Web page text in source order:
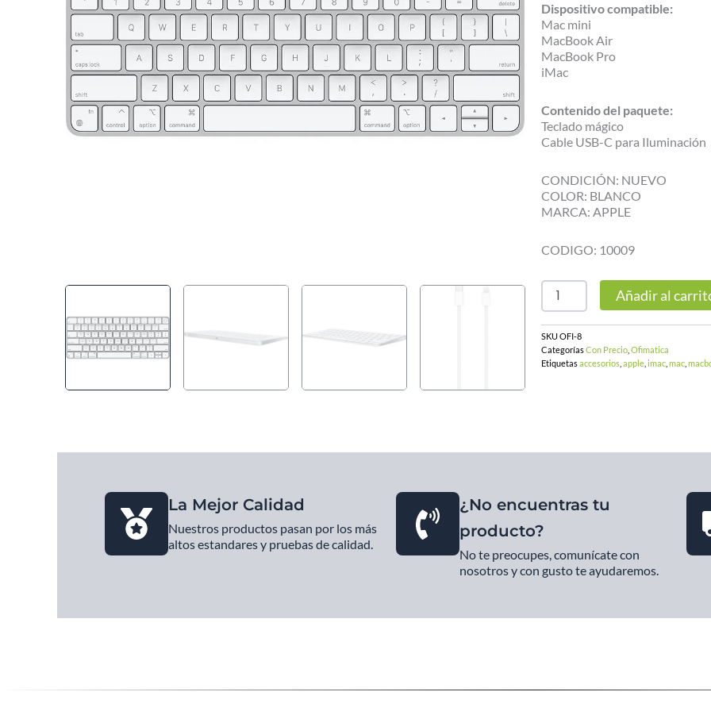
Dispositivo compatible:
Mac mini
MacBook Air
MacBook Pro
iMac
Contenido del paquete:
Teclado mágico
Cable USB-C para Iluminación
CONDICIÓN: NUEVO
COLOR: BLANCO
MARCA: APPLE
CODIGO: 10009
Magic
Keyboard
id
MK293laa
cantidad
Añadir al
SKUOFI-8
CategoríasCon Precio Ofimatica
Etiquetasaccesorios apple imac mac
La Mejor Calidad
Nuestros productos pasan por los más
altos estandares y pruebas de calidad.
¿No encuentras tu
producto?
No te preocupes, comunícate con
nosotros y con gusto te ayudaremos.